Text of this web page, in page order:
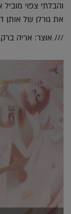
והבלתי צפוי
את גורלן של אותן
/// אוצר: אריה ברקוביץ. עד: 29/6.